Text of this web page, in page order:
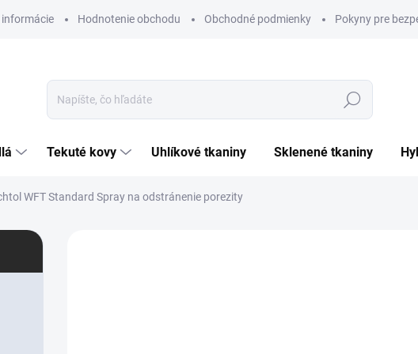
informácie Hodnotenie obchodu Obchodné podmienky Pokyny pre
Hľadať
tekuté kovy uhlíkové tkaniny sklenené tkaniny
WFT Standard Spray na odstránenie porezity